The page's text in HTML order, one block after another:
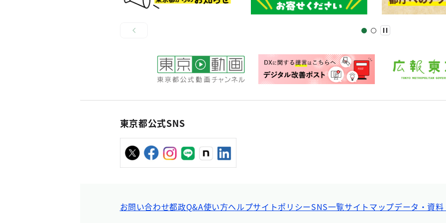
東京都公式SNS
お問い合わせ都政Q&A使い方ヘルプサイトポリシーSNS一覧サイトマップデータ・資